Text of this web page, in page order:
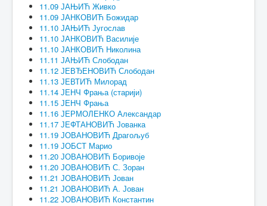
11.09 ЈАЊИЋ Живко
11.09 ЈАНКОВИЋ Божидар
11.10 ЈАЊИЋ Југослав
11.10 ЈАНКОВИЋ Василије
11.10 ЈАНКОВИЋ Николина
11.11 ЈАЊИЋ Слободан
11.12 ЈЕВЂЕНОВИЋ Слободан
11.13 ЈЕВТИЋ Милорад
11.14 ЈЕНЧ Фрања (старији)
11.15 ЈЕНЧ Фрања
11.16 ЈЕРМОЛЕНКО Александар
11.17 ЈЕФТАНОВИЋ Јованка
11.19 ЈОВАНОВИЋ Драгољуб
11.19 ЈОБСТ Марио
11.20 ЈОВАНОВИЋ Боривоје
11.20 ЈОВАНОВИЋ С. Зоран
11.21 ЈОВАНОВИЋ Јован
11.21 ЈОВАНОВИЋ А. Јован
11.22 ЈОВАНОВИЋ Константин